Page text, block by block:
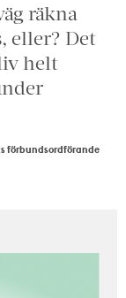
räkna
eller? Det
helt
förbundsordförande